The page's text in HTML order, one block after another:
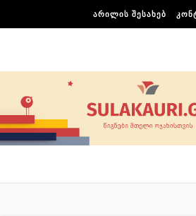
ᲐᲠᲘᲚᲘᲡ ᲨᲔᲡᲐᲮᲔᲑ